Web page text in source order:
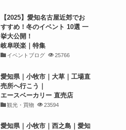
【2025】愛知名古屋近郊でお
すすめ！冬のイベント 10選 一
挙大公開！
岐阜咲楽｜特集
イベントブログ 25766
愛知県｜小牧市｜大草｜工場直
売所へ行こう｜
エースベーカリー 直売店
観光・買物 23594
愛知県｜小牧市｜西之島｜愛知